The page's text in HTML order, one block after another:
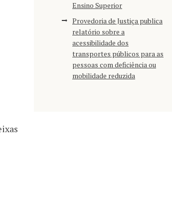
Ensino Superior
Provedoria de Justiça publica
relatório sobre a
acessibilidade dos
transportes públicos para as
pessoas com deficiência ou
mobilidade reduzida